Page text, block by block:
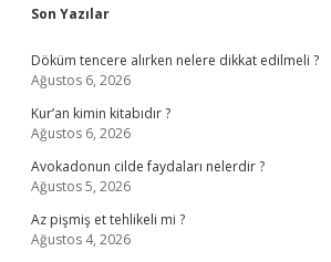
Sidebar
Son Yazılar
Döküm tencere alırken nelere dikkat edilmeli ?
Ağustos 6, 2026
Kur’an kimin kitabıdır ?
Ağustos 6, 2026
Avokadonun cilde faydaları nelerdir ?
Ağustos 5, 2026
Az pişmiş et tehlikeli mi ?
Ağustos 4, 2026